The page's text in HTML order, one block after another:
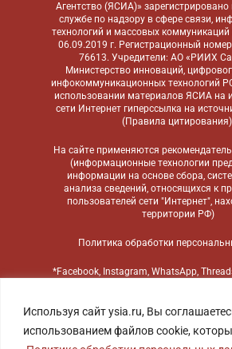
Используя сайт ysia.ru, Вы
использованием файлов cookie,
Агентство (ЯСИА)»
службе по надзору в сфере связи,
технологий и массовых
06.09.2019 г. Регистрационный
76613. Учредители: АО «РИИХ
Министерство инноваций,
инфокоммуникационных технологий
использовании материалов ЯСИА на
сети Интернет гиперссылка на
(Правила цитирования
На сайте применяются
(информационные технологии
информации на основе сбора,
анализа сведений, относящихся к
пользователей сети "Интернет",
территории РФ)
Политика обработки
*Facebook, Instagram, WhatsApp,